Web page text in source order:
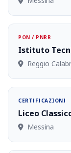
PON / PNRR
Istituto
Reggio
CERTIFICAZIONI
Liceo Classico
Messina